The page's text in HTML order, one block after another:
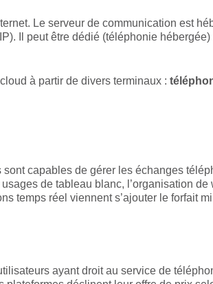
Le serveur de communication est
Il peut être dédié (téléphonie
à partir de divers terminaux :
capables de gérer les échanges
de tableau blanc, l’organisation
temps réel viennent s’ajouter le forfait
ayant droit au service de